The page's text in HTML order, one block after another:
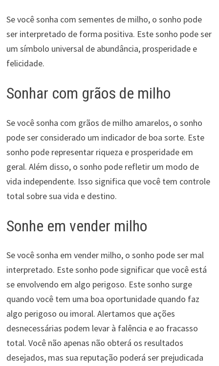
Se você sonha com sementes de milho, o sonho pode
ser interpretado de forma positiva. Este sonho pode ser
um símbolo universal de abundância, prosperidade e
felicidade.
Sonhar com grãos de milho
Se você sonha com grãos de milho amarelos, o sonho
pode ser considerado um indicador de boa sorte. Este
sonho pode representar riqueza e prosperidade em
geral. Além disso, o sonho pode refletir um modo de
vida independente. Isso significa que você tem controle
total sobre sua vida e destino.
Sonhe em vender milho
Se você sonha em vender milho, o sonho pode ser mal
interpretado. Este sonho pode significar que você está
se envolvendo em algo perigoso. Este sonho surge
quando você tem uma boa oportunidade quando faz
algo perigoso ou imoral. Alertamos que ações
desnecessárias podem levar à falência e ao fracasso
total. Você não apenas não obterá os resultados
desejados, mas sua reputação poderá ser prejudicada